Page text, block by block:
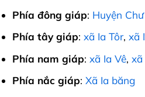
Phía đông giáp: Huyện
Phía tây giáp:xã Ia Tôr,xã
Phía nam giáp:xã Ia Vê,xã
Phía nắc giáp:Xã Ia băng